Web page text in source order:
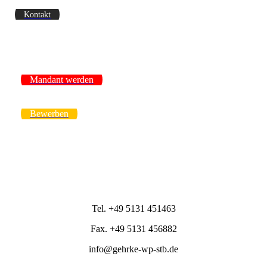
Kontakt
Mandant werden
Bewerben
Tel. +49 5131 451463
Fax. +49 5131 456882
info@gehrke-wp-stb.de